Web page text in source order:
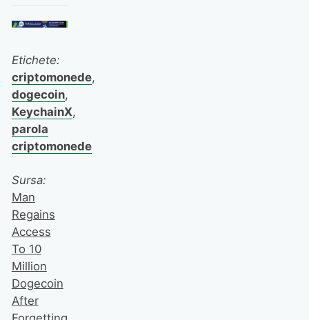
Etichete:
criptomonede,
dogecoin,
KeychainX,
parola
criptomonede
Sursa:
Man
Regains
Access
To 10
Million
Dogecoin
After